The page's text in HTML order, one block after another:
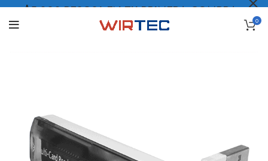
0
$5.000 PESOS* EN TU PRIMERA COMPRA